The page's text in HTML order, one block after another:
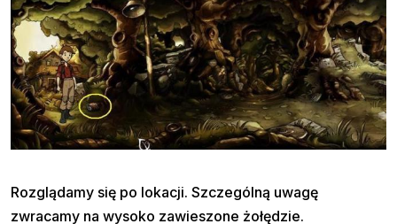
Rozglądamy się po lokacji. Szczególną uwagę
zwracamy na wysoko zawieszone żołędzie.